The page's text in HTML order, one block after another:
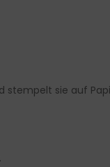
sie auf